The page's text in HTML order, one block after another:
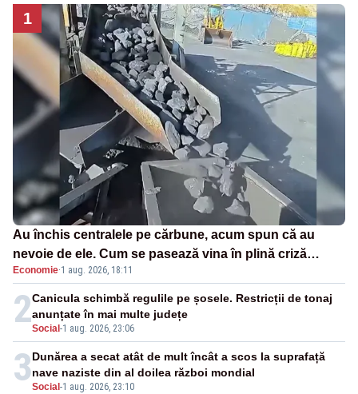
1
Au închis centralele pe cărbune, acum spun că au
nevoie de ele. Cum se pasează vina în plină criză
energetică
Economie·1 aug. 2026, 18:11
2Social -1 aug. 2026, 23:06
Canicula schimbă regulile pe șosele. Restricții de tonaj
anunțate în mai multe județe
3Social -1 aug. 2026, 23:10
Dunărea a secat atât de mult încât a scos la suprafață
nave naziste din al doilea război mondial